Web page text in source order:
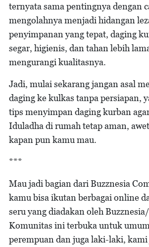
ternyata sama pentingnya dengan
mengolahnya menjadi hidangan
penyimpanan yang tepat, daging
segar, higienis, dan tahan lebih
mengurangi kualitasnya.
Jadi, mulai sekarang jangan asal
daging ke kulkas tanpa persiapan,
tips menyimpan daging kurban
Iduladha di rumah tetap aman,
kapan pun kamu mau.
***
Mau jadi bagian dari Buzznesia
kamu bisa ikutan berbagai online
seru yang diadakan oleh
Komunitas ini terbuka untuk
perempuan dan juga laki-laki,